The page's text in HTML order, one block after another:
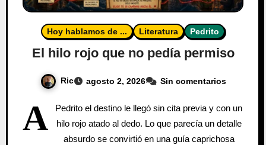
Hoy hablamos de ... Literatura Pedrito
El hilo rojo que no pedía permiso
Ric agosto 2, 2026 Sin comentarios
A
Pedrito el destino le llegó sin cita previa y con un
hilo rojo atado al dedo. Lo que parecía un detalle
absurdo se convirtió en una guía caprichosa